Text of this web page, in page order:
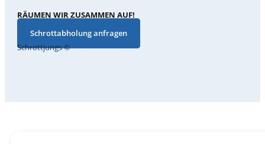
RÄUMEN WIR ZUSAMMEN AUF!
Schrottabholung anfragen
Schrottjungs ©